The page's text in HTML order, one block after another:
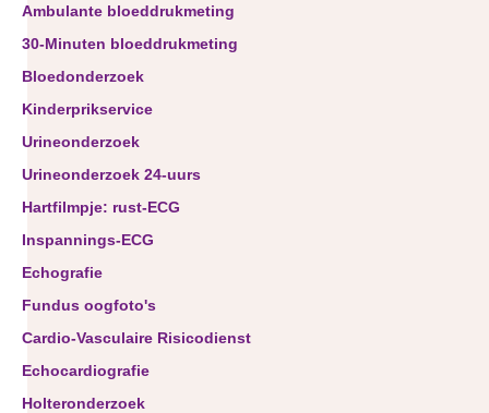
Ambulante bloeddrukmeting
30-Minuten bloeddrukmeting
Bloedonderzoek
Kinderprikservice
Urineonderzoek
Urineonderzoek 24-uurs
Hartfilmpje: rust-ECG
Inspannings-ECG
Echografie
Fundus oogfoto's
Cardio-Vasculaire Risicodienst
Echocardiografie
Holteronderzoek